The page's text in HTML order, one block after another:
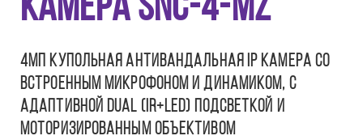
КАМЕРА SNC-4-MZ
4Мп купольная антивандальная IP камера со
встроенным микрофоном и динамиком, c
адаптивной DUAL (IR+LED) подсветкой и
моторизированным объективом